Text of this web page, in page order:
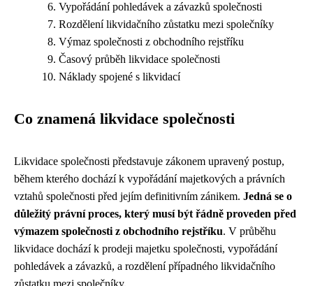
Vypořádání pohledávek a závazků společnosti
Rozdělení likvidačního zůstatku mezi společníky
Výmaz společnosti z obchodního rejstříku
Časový průběh likvidace společnosti
Náklady spojené s likvidací
Co znamená likvidace společnosti
Likvidace společnosti představuje zákonem upravený postup,
během kterého dochází k vypořádání majetkových a právních
vztahů společnosti před jejím definitivním zánikem. Jedná se o
důležitý právní proces, který musí být řádně proveden před
výmazem společnosti z obchodního rejstříku. V průběhu
likvidace dochází k prodeji majetku společnosti, vypořádání
pohledávek a závazků, a rozdělení případného likvidačního
zůstatku mezi společníky.